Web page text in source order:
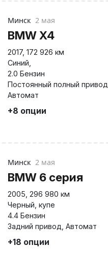
Минск 2 мая
BMW X4
2017, 172 926 км
Синий
2.0 Бензин
Постоянный полный привод
Автомат
+8 опции
Минск 2 мая
BMW 6 серия
2005 296 980 км
Черный купе
4.4 Бензин
Задний привод Автомат
+18 опции